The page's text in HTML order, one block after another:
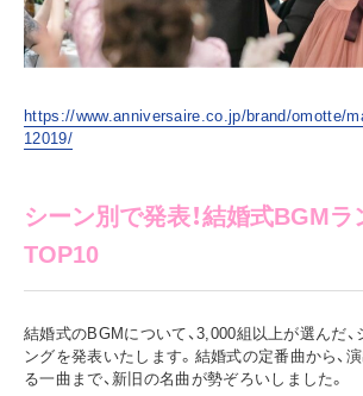
https://www.anniversaire.co.jp/brand/omotte/
12019/
シーン別で発表！結婚式BGM
TOP10
結婚式のBGMについて、3,000組以上が選んだ
ングを発表いたします。結婚式の定番曲から、
る一曲まで、新旧の名曲が勢ぞろいしました。